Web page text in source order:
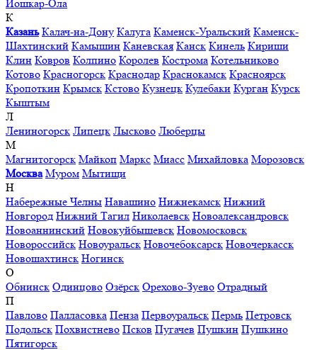
Йошкар-Ола
К
Казань Калач-на-Дону Калуга Каменск-Уральский Каменск-
Шахтинский Камышин Каневская Канск Кинель Кириши
Клин Ковров Колпино Королев Кострома Котельниково
Котово Красногорск Краснодар Краснокамск Красноярск
Кропоткин Крымск Кстово Кузнецк Кулебаки Курган Курск
Кыштым
Л
Лениногорск Липецк Лысково Люберцы
М
Магнитогорск Майкоп Маркс Миасс Михайловка Морозовск
Москва Муром Мытищи
Н
Набережные Челны Навашино Нижнекамск Нижний
Новгород Нижний Тагил Николаевск Новоалександровск
Новоаннинский Новокуйбышевск Новомосковск
Новороссийск Новоуральск Новочебоксарск Новочеркасск
Новошахтинск Ногинск
О
Обнинск Одинцово Озёрск Орехово-Зуево Отрадный
П
Павлово Палласовка Пенза Первоуральск Пермь Петровск
Подольск Похвистнево Псков Пугачев Пушкин Пушкино
Пятигорск